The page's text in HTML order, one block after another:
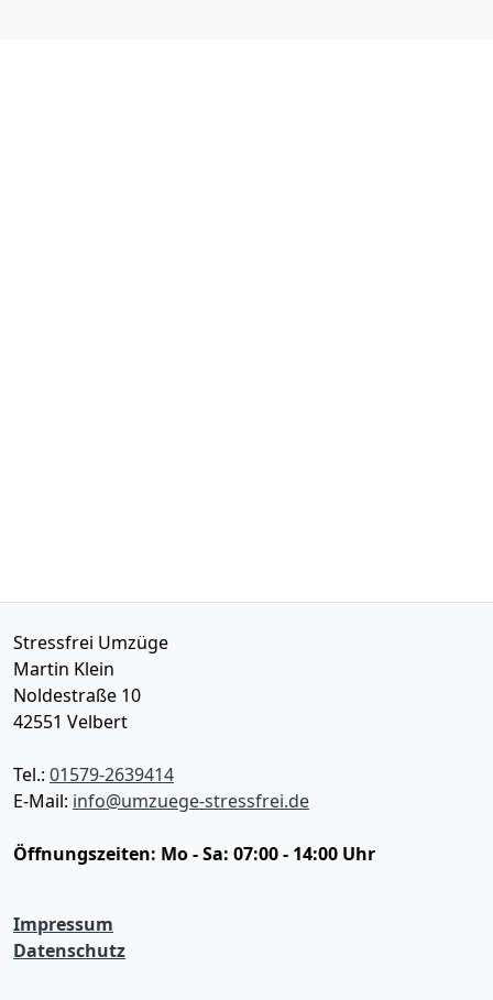
Stressfrei Umzüge
Martin Klein
Noldestraße 10
42551 Velbert
Tel.: 01579-2639414
E-Mail: info@umzuege-stressfrei.de
Öffnungszeiten: Mo - Sa: 07:00 - 14:00 Uhr
Impressum
Datenschutz